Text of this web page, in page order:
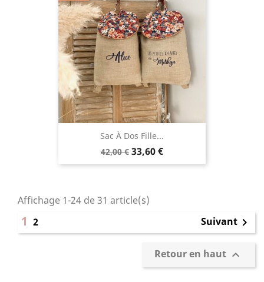
Sac À Dos Fille...
Prix
de
42,00 € Prix
33,60 €
Affichage 1-24 de 31 article(s)
1 2 Suivant 
Retour en haut 